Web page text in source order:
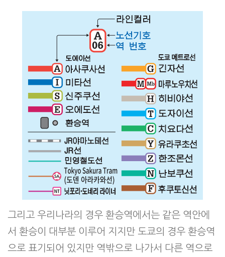
그리고 우리나라의 경우 환승역에서는 같은 역안에
서 환승이 대부분 이루어 지지만 도쿄의 경우 환승역
으로 표기되어 있지만 역밖으로 나가서 다른 역으로